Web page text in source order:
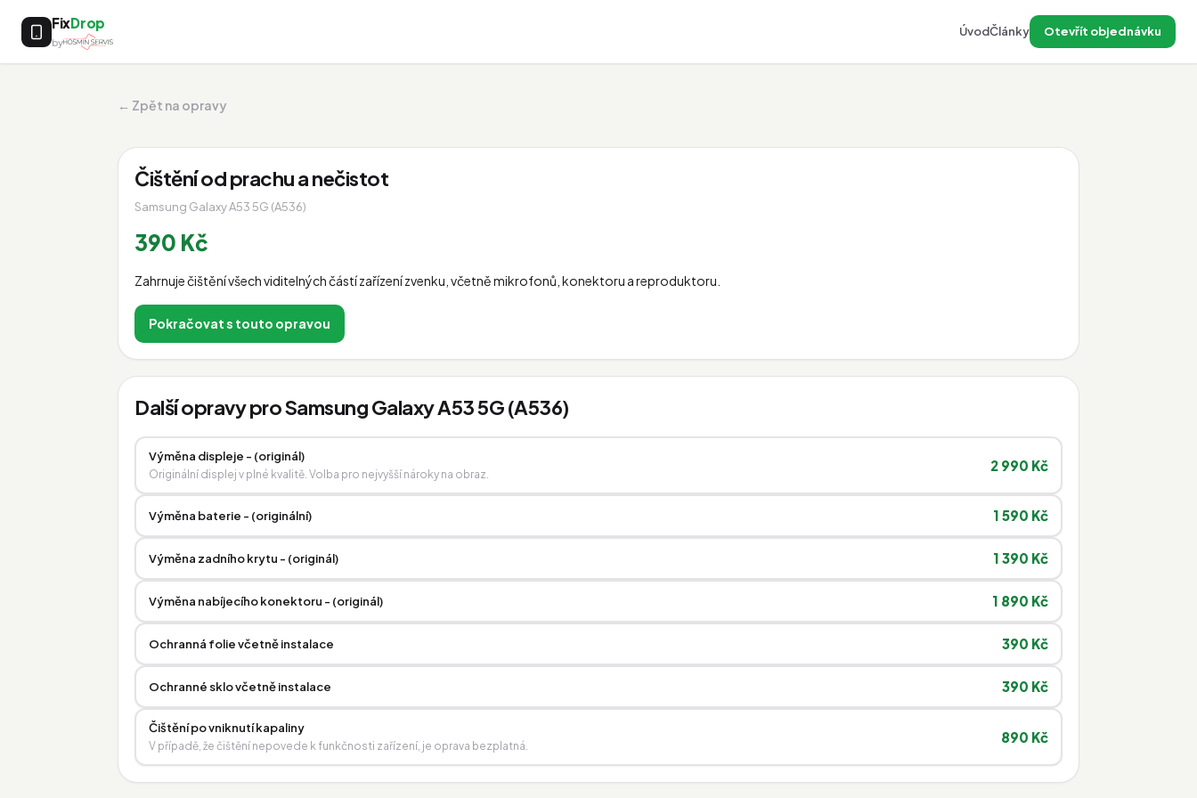
FixDrop
by
ÚvodČlánky Otevřít objednávku
← Zpět na opravy
Čištění od prachu a nečistot
Samsung Galaxy A53 5G (A536)
390 Kč
Zahrnuje čištění všech viditelných částí zařízení zvenku, včetně mikrofonů, konektoru a reproduktoru.
Pokračovat s touto opravou
Další opravy pro Samsung Galaxy A53 5G (A536)
Výměna displeje - (originál)
Originální displej v plné kvalitě. Volba pro nejvyšší nároky na obraz.
2 990 Kč
Výměna baterie - (originální) 1 590 Kč
Výměna zadního krytu - (originál) 1 390 Kč
Výměna nabíjecího konektoru - (originál) 1 890 Kč
Ochranná folie včetně instalace 390 Kč
Ochranné sklo včetně instalace 390 Kč
Čištění po vniknutí kapaliny
V případě, že čištění nepovede k funkčnosti zařízení, je oprava bezplatná.
890 Kč